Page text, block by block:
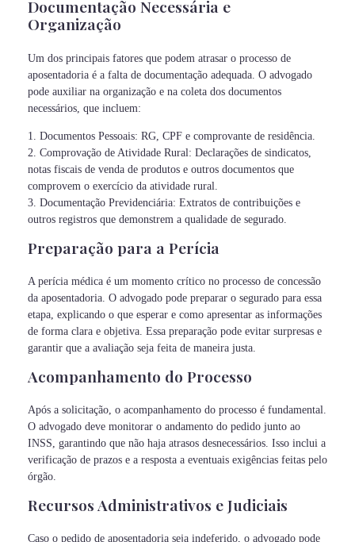
Documentação Necessária e
Organização
Um dos principais fatores que podem atrasar o processo de
aposentadoria é a falta de documentação adequada. O advogado
pode auxiliar na organização e na coleta dos documentos
necessários, que incluem:
1. Documentos Pessoais: RG, CPF e comprovante de residência.
2. Comprovação de Atividade Rural: Declarações de sindicatos,
notas fiscais de venda de produtos e outros documentos que
comprovem o exercício da atividade rural.
3. Documentação Previdenciária: Extratos de contribuições e
outros registros que demonstrem a qualidade de segurado.
Preparação para a Perícia
A perícia médica é um momento crítico no processo de concessão
da aposentadoria. O advogado pode preparar o segurado para essa
etapa, explicando o que esperar e como apresentar as informações
de forma clara e objetiva. Essa preparação pode evitar surpresas e
garantir que a avaliação seja feita de maneira justa.
Acompanhamento do Processo
Após a solicitação, o acompanhamento do processo é fundamental.
O advogado deve monitorar o andamento do pedido junto ao
INSS, garantindo que não haja atrasos desnecessários. Isso inclui a
verificação de prazos e a resposta a eventuais exigências feitas pelo
órgão.
Recursos Administrativos e Judiciais
Caso o pedido de aposentadoria seja indeferido, o advogado pode